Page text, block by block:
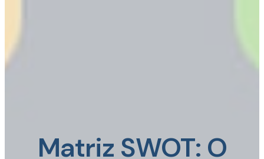
Matriz SWOT: O